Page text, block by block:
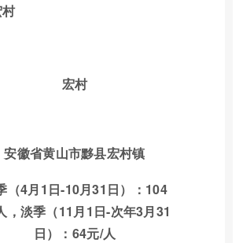
宏村
安徽省黄山市黟县宏村镇
（4月1日-10月31日）：104
，淡季（11月1日-次年3月31
日）：64元/人